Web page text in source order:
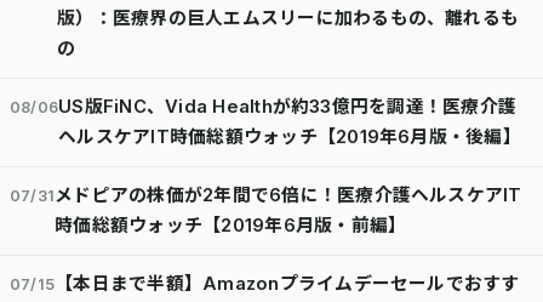
版）：医療界の巨人エムスリーに加わるもの、離れるも
の
08/06US版FiNC、Vida Healthが約33億円を調達！医療介護
ヘルスケアIT時価総額ウォッチ【2019年6月版・後編】
07/31メドピアの株価が2年間で6倍に！医療介護ヘルスケアIT
時価総額ウォッチ【2019年6月版・前編】
07/15
【本日まで半額】Amazonプライムデーセールでおすす